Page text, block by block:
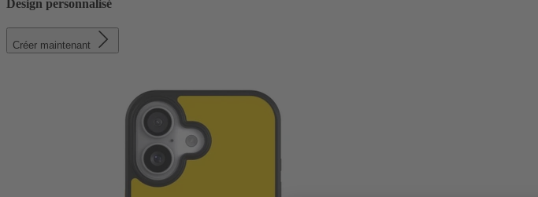
Design personnalisé
Créer maintenant